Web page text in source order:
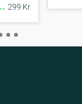
299 Kr.